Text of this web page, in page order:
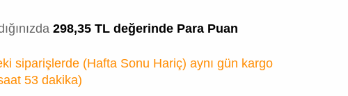
298,35 TL değerinde Para Puan
siparişlerde (Hafta Sonu Hariç) aynı gün kargo
53 dakika)